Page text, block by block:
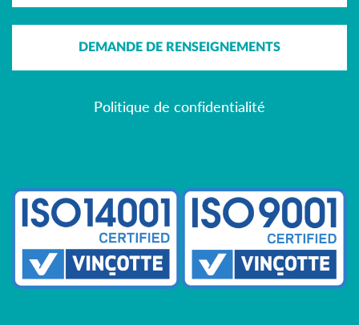
DEMANDE DE RENSEIGNEMENTS
Politique de confidentialité